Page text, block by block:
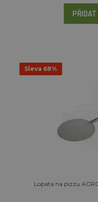
PŘIDAT
Sleva 68%
Lopata na pizzu